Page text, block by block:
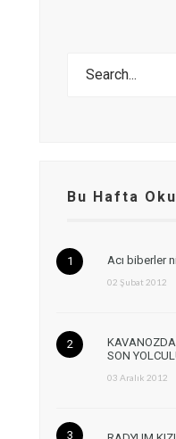
Bu Hafta
Acı biberler
02 Şubat 2012
SON
03 Aralık 2012